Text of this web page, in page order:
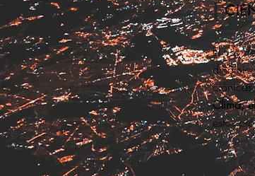
El uso
Clima,
estos